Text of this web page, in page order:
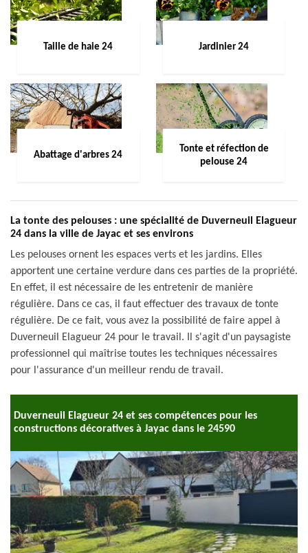
Taille de haie 24 Jardinier 24
Abattage d'arbres 24
Tonte et réfection de
pelouse 24
La tonte des pelouses : une spécialité de Duverneuil Elagueur
24 dans la ville de Jayac et ses environs
Les pelouses ornent les espaces verts et les jardins. Elles
apportent une certaine verdure dans ces parties de la propriété.
En effet, il est nécessaire de les entretenir de manière
régulière. Dans ce cas, il faut effectuer des travaux de tonte
régulière. De ce fait, vous avez la possibilité de faire appel à
Duverneuil Elagueur 24 pour le travail. Il s'agit d'un paysagiste
professionnel qui maîtrise toutes les techniques nécessaires
pour l'assurance d'un meilleur rendu de travail.
Duverneuil Elagueur 24 et ses compétences pour les
constructions décoratives à Jayac dans le 24590